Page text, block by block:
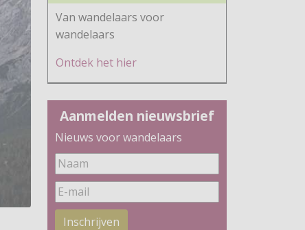
Van wandelaars voor
wandelaars
Ontdek het hier
Aanmelden nieuwsbrief
Nieuws voor wandelaars
Inschrijven